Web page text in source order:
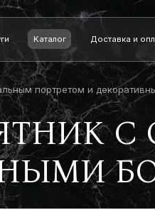
Kаталог Доставка и
портретом и
С